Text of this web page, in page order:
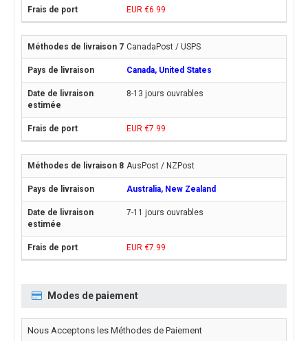
EUR €6.99
CanadaPost / USPS
Canada, United States
8-13 jours ouvrables
EUR €7.99
AusPost / NZPost
Australia, New Zealand
7-11 jours ouvrables
EUR €7.99
Modes de paiement
Nous Acceptons les Méthodes de Paiement